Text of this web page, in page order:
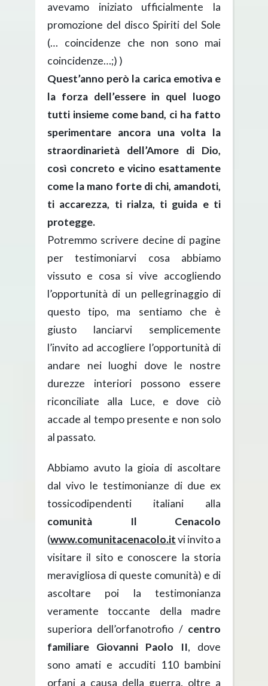
avevamo iniziato ufficialmente la
promozione del disco Spiriti del Sole
(… coincidenze che non sono mai
coincidenze…;) )
Quest’anno però la carica emotiva e
la forza dell’essere in quel luogo
tutti insieme come band, ci ha fatto
sperimentare ancora una volta la
straordinarietà dell’Amore di Dio,
così concreto e vicino esattamente
come la mano forte di chi, amandoti,
ti accarezza, ti rialza, ti guida e ti
protegge.
Potremmo scrivere decine di pagine
per testimoniarvi cosa abbiamo
vissuto e cosa si vive accogliendo
l’opportunità di un pellegrinaggio di
questo tipo, ma sentiamo che è
giusto lanciarvi semplicemente
l’invito ad accogliere l’opportunità di
andare nei luoghi dove le nostre
durezze interiori possono essere
riconciliate alla Luce, e dove ciò
accade al tempo presente e non solo
al passato.
Abbiamo avuto la gioia di ascoltare
dal vivo le testimonianze di due ex
tossicodipendenti italiani alla
comunità Il Cenacolo
(www.comunitacenacolo.itvi invito a
visitare il sito e conoscere la storia
meravigliosa di queste comunità) e di
ascoltare poi la testimonianza
veramente toccante della madre
superiora dell’orfanotrofio / centro
familiare Giovanni Paolo II, dove
sono amati e accuditi 110 bambini
orfani a causa della guerra, oltre a